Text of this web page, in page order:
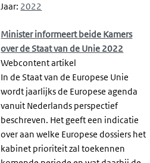
Jaar: 2022
Minister informeert beide Kamers
over de Staat van de Unie 2022
Webcontent artikel
In de Staat van de Europese Unie
wordt jaarlijks de Europese agenda
vanuit Nederlands perspectief
beschreven. Het geeft een indicatie
over aan welke Europese dossiers het
kabinet prioriteit zal toekennen